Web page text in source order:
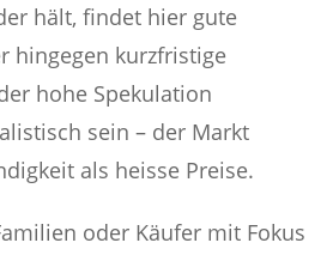
hält, findet hier gute
hingegen kurzfristige
hohe Spekulation
sein – der Markt
als heisse Preise.
oder Käufer mit Fokus